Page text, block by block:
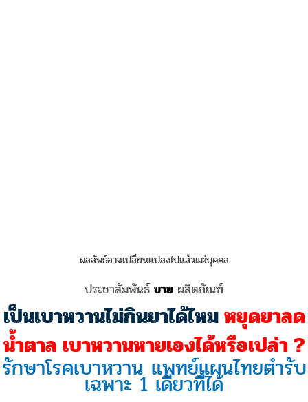
ผลลัพธ์อาจเปลี่ยนแปลงไปแล้วแต่บุคคล
ประชาสัมพันธ์ ขาย ผลิตภัณฑ์
เป็นเบาหวานไม่กินยาได้ไหมหยุดยาลด
น้ำตาล เบาหวานหายเองได้หรือเปล่า ?
รักษาโรคเบาหวาน แพทย์แผนไทยตำรับ
เฉพาะ 1 เดียวที่ได้